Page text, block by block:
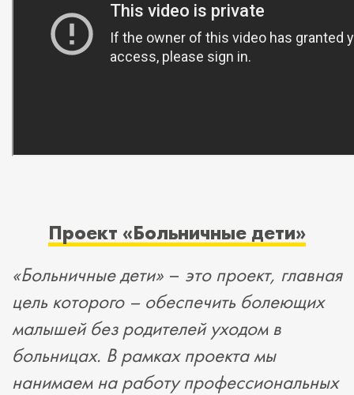
Проект «Больничные дети»
«Больничные дети»– это проект, главная
цель которого –обеспечить болеющих
малышей без родителей уходом в
больницах. В рамках проекта мы
нанимаем на работу профессиональных